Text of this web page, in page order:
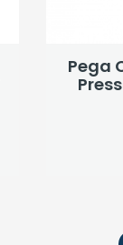
Pega